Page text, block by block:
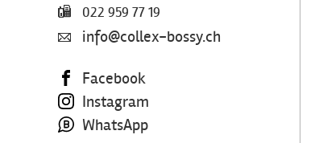
022 959 77 19
info@collex-bossy.ch
Facebook
Instagram
WhatsApp